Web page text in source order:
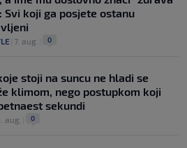
Svi koji ga posjete ostanu
7. aug. 0
stoji na suncu ne hladi se
klimom, nego postupkom koji
sekundi
aug. 0